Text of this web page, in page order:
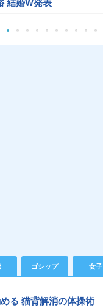
ゴシップ 女子
る 猫背解消の体操術